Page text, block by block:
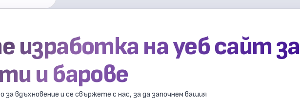
изработка на уеб сайт за
и барове
вдъхновение и се свържете с нас, за да започнем вашия